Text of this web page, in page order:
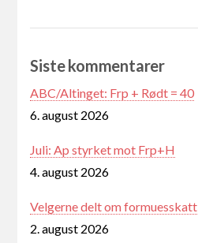
Siste kommentarer
ABC/Altinget: Frp + Rødt = 40
6. august 2026
Juli: Ap styrket mot Frp+H
4. august 2026
Velgerne delt om formuesskatt
2. august 2026